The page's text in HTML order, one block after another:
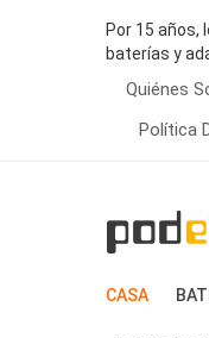
Por 15 años,
baterías y
Quiénes
Política
CASA